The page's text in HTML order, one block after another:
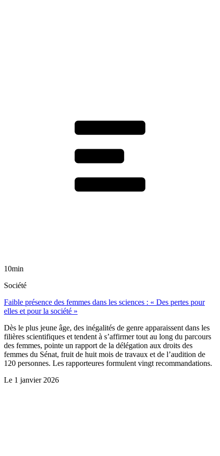
10min
Société
Faible présence des femmes dans les sciences : « Des pertes pour
elles et pour la société »
Dès le plus jeune âge, des inégalités de genre apparaissent dans les
filières scientifiques et tendent à s’affirmer tout au long du parcours
des femmes, pointe un rapport de la délégation aux droits des
femmes du Sénat, fruit de huit mois de travaux et de l’audition de
120 personnes. Les rapporteures formulent vingt recommandations.
Le 1 janvier 2026